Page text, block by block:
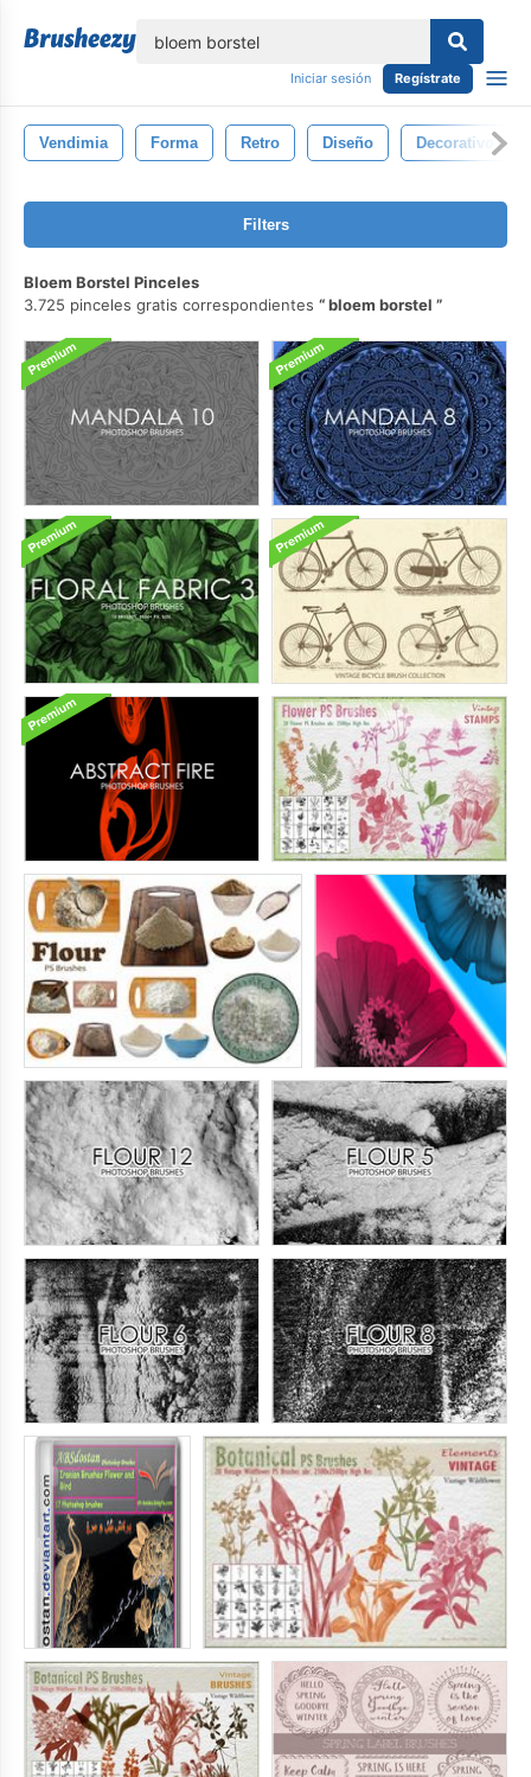
Iniciar sesión Regístrate
Vendimia Forma Retro Diseño Decorativo
Filters
Bloem Borstel Pinceles
3.725 pinceles gratis correspondientes
bloem borstel